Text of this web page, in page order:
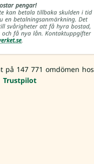
pengar!
kan betala tillbaka skulden i tid
en betalningsanmärkning. Det
svårigheter att få hyra bostad,
få nya lån. Kontaktuppgifter
.
på 147 771 omdömen hos
Trustpilot